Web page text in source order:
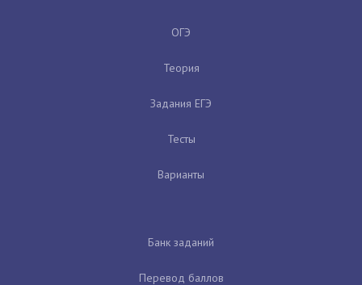
ОГЭ
Теория
Задания ЕГЭ
Тесты
Варианты
Банк заданий
Перевод баллов